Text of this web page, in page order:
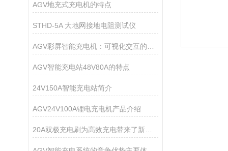
AGV地充式充电机的特点
STHD-5A 大地网接地电阻测试仪
AGV智能充电站48V80A的特点
24V150A智能充电站简介
AGV24V100A锂电充电机产品介绍
20A双极充电刷为高效充电带来了新的解决方案